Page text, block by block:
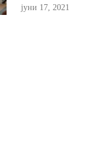
јуни 17, 2021